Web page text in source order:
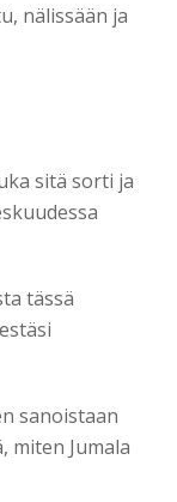
nälissään ja
sitä sorti ja
tässä
sanoistaan
miten Jumala